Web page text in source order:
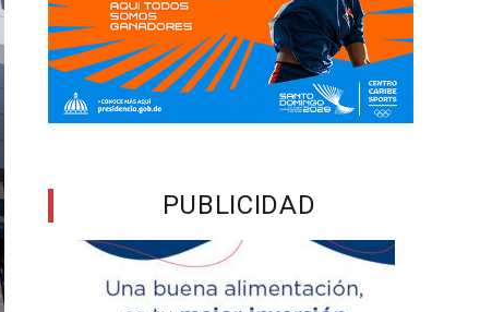
PUBLICIDAD